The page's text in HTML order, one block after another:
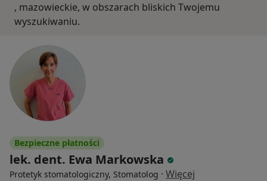
, mazowieckie, w obszarach bliskich Twojemu
wyszukiwaniu.
Bezpieczne płatności
lek. dent. Ewa Markowska
Protetyk stomatologiczny, Stomatolog · Więcej